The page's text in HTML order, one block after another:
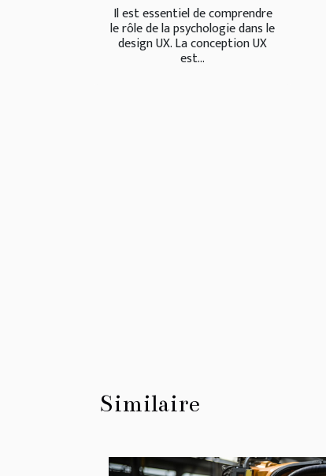
Il est essentiel de comprendre
le rôle de la psychologie dans le
design UX. La conception UX
est...
Similaire